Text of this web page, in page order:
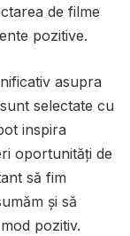
de filme
pozitive.
asupra
selectate cu
inspira
oportunități de
să fim
și să
pozitiv.